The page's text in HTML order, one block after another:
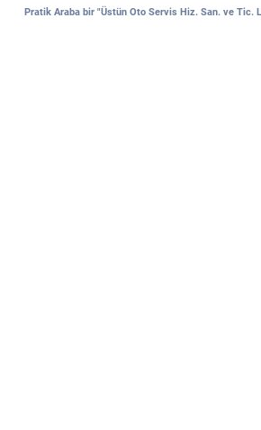
Pratik Araba bir "Üstün Oto Servis Hiz. San. ve Tic.